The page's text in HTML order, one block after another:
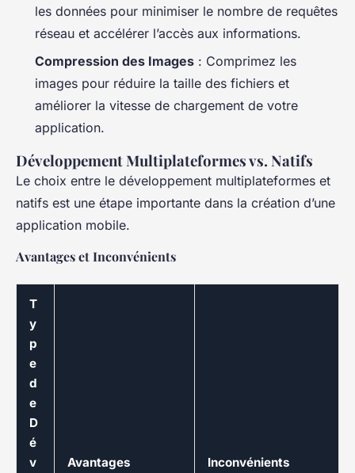
les données pour minimiser le nombre de requêtes
réseau et accélérer l’accès aux informations.
Compression des Images : Comprimez les
images pour réduire la taille des fichiers et
améliorer la vitesse de chargement de votre
application.
Développement Multiplateformes vs. Natifs
Le choix entre le développement multiplateformes et
natifs est une étape importante dans la création d’une
application mobile.
Avantages et Inconvénients
T
y
p
e
d
e
D
é
v
Avantages Inconvénients